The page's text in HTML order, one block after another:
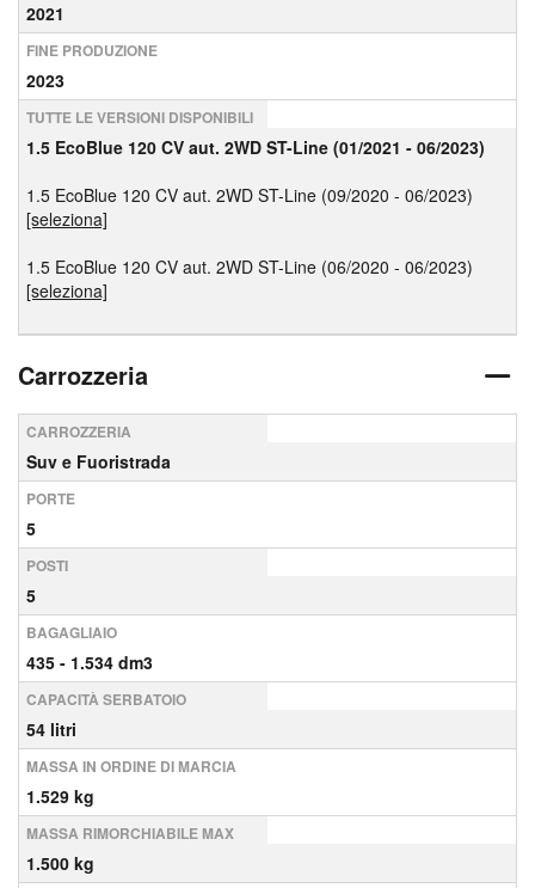
2021
FINE PRODUZIONE
2023
TUTTE LE VERSIONI DISPONIBILI
1.5 EcoBlue 120 CV aut. 2WD ST-Line (01/2021 - 06/2023)
1.5 EcoBlue 120 CV aut. 2WD ST-Line (09/2020 - 06/2023)
[seleziona]
1.5 EcoBlue 120 CV aut. 2WD ST-Line (06/2020 - 06/2023)
[seleziona]
Carrozzeria
CARROZZERIA
Suv e Fuoristrada
PORTE
5
POSTI
5
BAGAGLIAIO
435 - 1.534 dm3
CAPACITÀ SERBATOIO
54 litri
MASSA IN ORDINE DI MARCIA
1.529 kg
MASSA RIMORCHIABILE MAX
1.500 kg